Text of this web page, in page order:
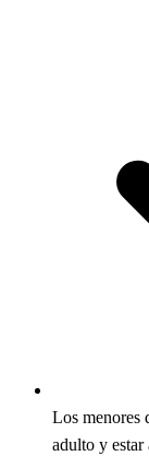
Los menores
adulto y estar